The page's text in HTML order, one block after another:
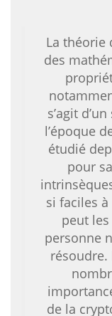
La théorie
des
s’agit
l’époque
étudié
pour
si faciles
peut
personne
résoudre.
de la